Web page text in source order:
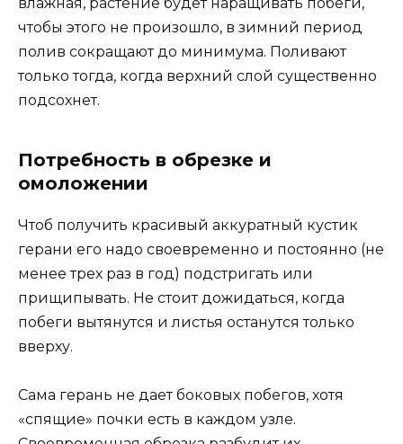
чтобы этого не произошло, в зимний период
полив сокращают до минимума. Поливают
только тогда, когда верхний слой существенно
подсохнет.
Потребность в обрезке и
омоложении
Чтоб получить красивый аккуратный кустик
герани его надо своевременно и постоянно (не
менее трех раз в год) подстригать или
прищипывать. Не стоит дожидаться, когда
побеги вытянутся и листья останутся только
вверху.
Сама герань не дает боковых побегов, хотя
«спящие» почки есть в каждом узле.